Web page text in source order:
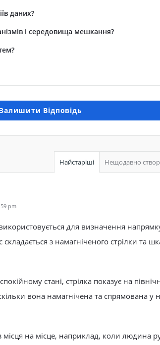
даних?
і середовища мешкання?
Відповідь
Найстаріші Нещодавно
pm
для визначення
з намагніченого стрілки та
стані, стрілка показує на
вона намагнічена та спрямована у
на місце, наприклад, коли людина